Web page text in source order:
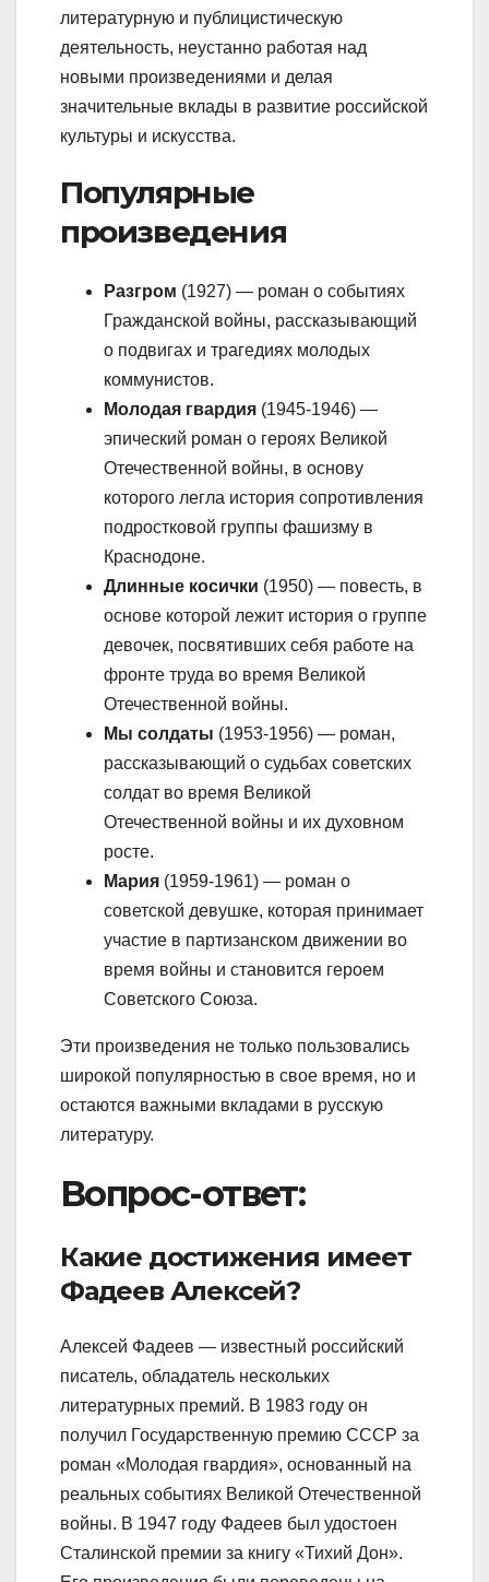
литературную и публицистическую
деятельность, неустанно работая над
новыми произведениями и делая
значительные вклады в развитие российской
культуры и искусства.
Популярные
произведения
Разгром (1927) — роман о событиях
Гражданской войны, рассказывающий
о подвигах и трагедиях молодых
коммунистов.
Молодая гвардия (1945-1946) —
эпический роман о героях Великой
Отечественной войны, в основу
которого легла история сопротивления
подростковой группы фашизму в
Краснодоне.
Длинные косички (1950) — повесть, в
основе которой лежит история о группе
девочек, посвятивших себя работе на
фронте труда во время Великой
Отечественной войны.
Мы солдаты (1953-1956) — роман,
рассказывающий о судьбах советских
солдат во время Великой
Отечественной войны и их духовном
росте.
Мария (1959-1961) — роман о
советской девушке, которая принимает
участие в партизанском движении во
время войны и становится героем
Советского Союза.
Эти произведения не только пользовались
широкой популярностью в свое время, но и
остаются важными вкладами в русскую
литературу.
Вопрос-ответ:
Какие достижения имеет
Фадеев Алексей?
Алексей Фадеев — известный российский
писатель, обладатель нескольких
литературных премий. В 1983 году он
получил Государственную премию СССР за
роман «Молодая гвардия», основанный на
реальных событиях Великой Отечественной
войны. В 1947 году Фадеев был удостоен
Сталинской премии за книгу «Тихий Дон».